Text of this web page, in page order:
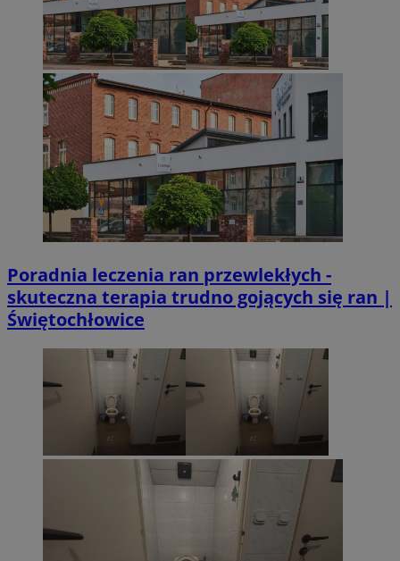
Poradnia leczenia ran przewlekłych -
skuteczna terapia trudno gojących się ran |
Świętochłowice